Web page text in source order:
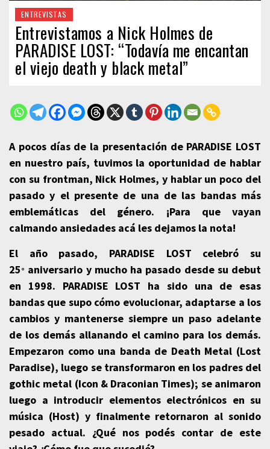
ENTREVISTAS
Entrevistamos a Nick Holmes de
PARADISE LOST: “Todavía me encantan
el viejo death y black metal”
A pocos días de la presentación de PARADISE LOST
en nuestro país, tuvimos la oportunidad de hablar
con su frontman, Nick Holmes, y hablar un poco del
pasado y el presente de una de las bandas más
emblemáticas del género. ¡Para que vayan
calmando ansiedades acá les dejamos la nota!
El año pasado, PARADISE LOST celebró su
25° aniversario y mucho ha pasado desde su debut
en 1998. PARADISE LOST ha sido una de esas
bandas que supo cómo evolucionar, adaptarse a los
cambios y mantenerse siempre un paso adelante
de los demás allanando el camino para los demás.
Empezaron como una banda de Death Metal (Lost
Paradise), luego se transformaron en los padres del
gothic metal (Icon & Draconian Times); se animaron
luego a introducir elementos electrónicos en su
música (Host) y finalmente retornaron al sonido
pesado actual. ¿Qué nos podés contar de este